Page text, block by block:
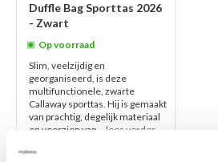
Duffle Bag Sporttas 2026
- Zwart
Op voorraad
Slim, veelzijdig en
georganiseerd, is deze
multifunctionele, zwarte
Callaway sporttas. Hij is gemaakt
van prachtig, degelijk materiaal
en voorzien van... lees verder
€59,00